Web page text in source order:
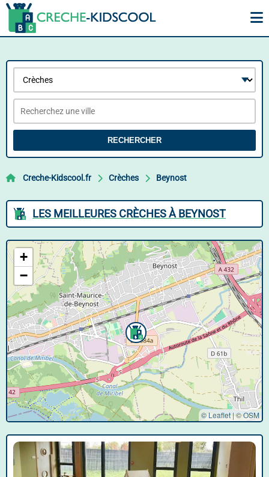
RECHERCHER
Creche-Kidscool.fr Crèches Beynost
LES MEILLEURES CRÈCHES À BEYNOST
+
−
© Leaflet |©OSM